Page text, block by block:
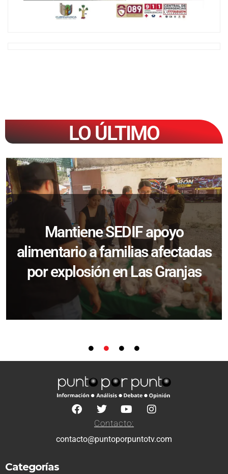
LO ÚLTIMO
Mantiene SEDIF apoyo
alimentario a familias afectadas
por explosión en Las Granjas
Contacto:
contacto@puntoporpuntotv.com
Categorías